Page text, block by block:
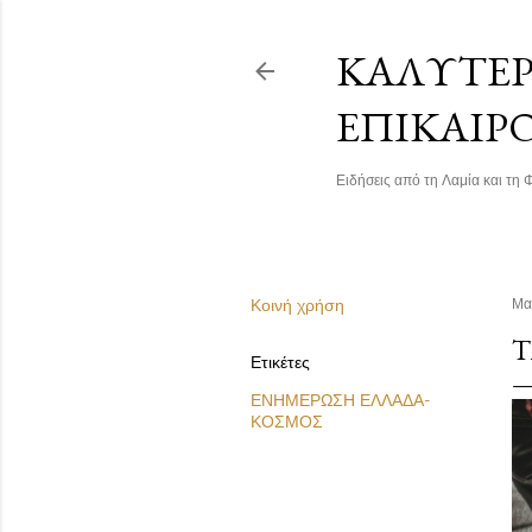
Ειδήσεις από τη Λαμία και τη
Κοινή χρήση
Ετικέτες
ΕΝΗΜΕΡΩΣΗ ΕΛΛΑΔΑ-
ΚΟΣΜΟΣ